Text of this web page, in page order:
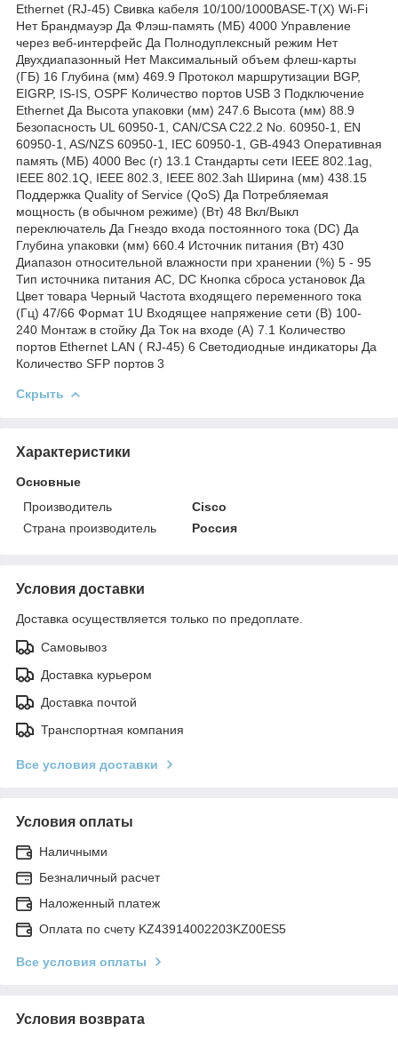
Ethernet (RJ-45) Свивка кабеля 10/100/1000BASE-T(X) Wi-Fi
Нет Брандмауэр Да Флэш-память (МБ) 4000 Управление
через веб-интерфейс Да Полнодуплексный режим Нет
Двухдиапазонный Нет Максимальный объем флеш-карты
(ГБ) 16 Глубина (мм) 469.9 Протокол маршрутизации BGP,
EIGRP, IS-IS, OSPF Количество портов USB 3 Подключение
Ethernet Да Высота упаковки (мм) 247.6 Высота (мм) 88.9
Безопасность UL 60950-1, CAN/CSA C22.2 No. 60950-1, EN
60950-1, AS/NZS 60950-1, IEC 60950-1, GB-4943 Оперативная
память (МБ) 4000 Вес (г) 13.1 Стандарты сети IEEE 802.1ag,
IEEE 802.1Q, IEEE 802.3, IEEE 802.3ah Ширина (мм) 438.15
Поддержка Quality of Service (QoS) Да Потребляемая
мощность (в обычном режиме) (Вт) 48 Вкл/Выкл
переключатель Да Гнездо входа постоянного тока (DC) Да
Глубина упаковки (мм) 660.4 Источник питания (Вт) 430
Диапазон относительной влажности при хранении (%) 5 - 95
Тип источника питания AC, DC Кнопка сброса установок Да
Цвет товара Черный Частота входящего переменного тока
(Гц) 47/66 Формат 1U Входящее напряжение сети (В) 100-
240 Монтаж в стойку Да Ток на входе (А) 7.1 Количество
портов Ethernet LAN ( RJ-45) 6 Светодиодные индикаторы Да
Количество SFP портов 3
Скрыть
Характеристики
Основные
Производитель
Cisco
Страна производитель
Россия
Условия доставки
Доставка осуществляется только по предоплате.
Самовывоз
Доставка курьером
Доставка почтой
Транспортная компания
Все условия доставки
Условия оплаты
Наличными
Безналичный расчет
Наложенный платеж
Оплата по счету KZ43914002203KZ00ES5
Все условия оплаты
Условия возврата